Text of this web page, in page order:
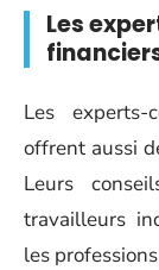
Les
Les experts-
offrent aussi
Leurs
travailleurs
les